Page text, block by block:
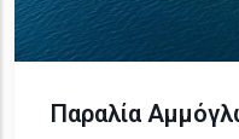
Παραλία